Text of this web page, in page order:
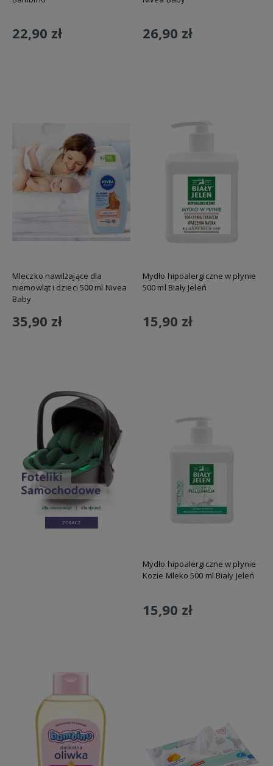
22,90 zł 26,90 zł
Mleczko nawilżające dla
niemowląt i dzieci 500 ml Nivea
Baby
35,90 zł
Mydło hipoalergiczne w płynie
500 ml Biały Jeleń
15,90 zł
Mydło hipoalergiczne w płynie
Kozie Mleko 500 ml Biały Jeleń
15,90 zł